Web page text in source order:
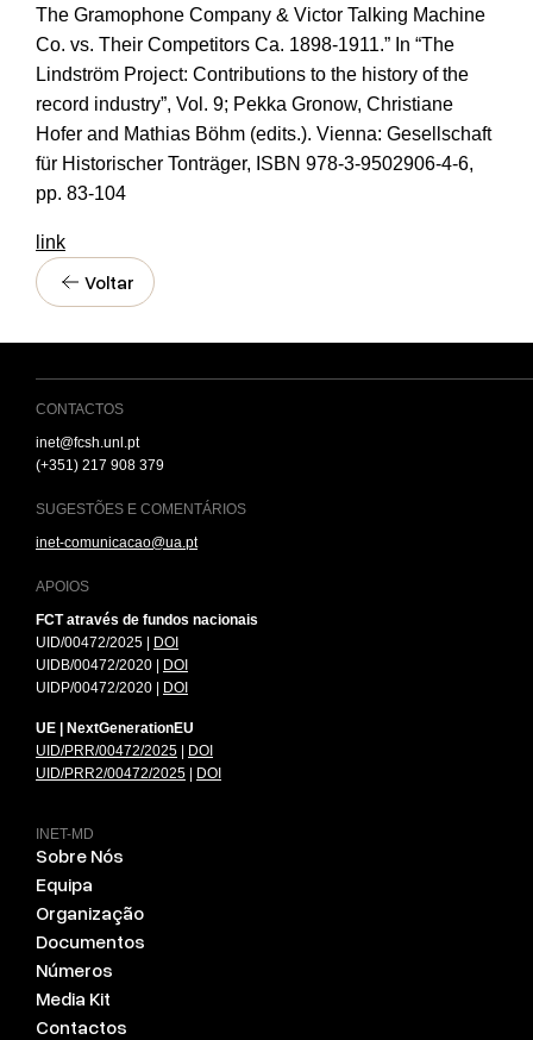
The Gramophone Company & Victor Talking Machine
Co. vs. Their Competitors Ca. 1898-1911.” In “The
Lindström Project: Contributions to the history of the
record industry”, Vol. 9; Pekka Gronow, Christiane
Hofer and Mathias Böhm (edits.). Vienna: Gesellschaft
für Historischer Tonträger, ISBN 978-3-9502906-4-6,
pp. 83-104
link
Voltar
CONTACTOS
inet@fcsh.unl.pt
(+351) 217 908 379
SUGESTÕES E COMENTÁRIOS
inet-comunicacao@ua.pt
APOIOS
FCT através de fundos nacionais
UID/00472/2025 |
DOI
UIDB/00472/2020 |
DOI
UIDP/00472/2020 |
DOI
UE | NextGenerationEU
UID/PRR/00472/2025
DOI
UID/PRR2/00472/2025
DOI
INET-MD
Sobre Nós
Equipa
Organização
Documentos
Números
Media Kit
Contactos